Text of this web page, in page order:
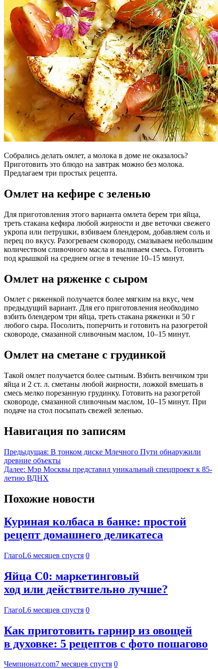
Собрались делать омлет, а молока в доме не оказалось?
Приготовить это блюдо на завтрак можно без молока.
Предлагаем три простых рецепта.
Омлет на кефире с зеленью
Для приготовления этого варианта омлета берем три яйца,
треть стакана кефира любой жирности и две веточки свежего
укропа или петрушки, взбиваем блендером, добавляем соль и
перец по вкусу. Разогреваем сковороду, смазываем небольшим
количеством сливочного масла и выливаем смесь. Готовить
под крышкой на среднем огне в течение 10–15 минут.
Омлет на ряженке с сыром
Омлет с ряженкой получается более мягким на вкус, чем
предыдущий вариант. Для его приготовления необходимо
взбить блендером три яйца, треть стакана ряженки и 50 г
любого сыра. Посолить, поперчить и готовить на разогретой
сковороде, смазанной сливочным маслом, 10–15 минут.
Омлет на сметане с грудинкой
Такой омлет получается более сытным. Взбить венчиком три
яйца и 2 ст. л. сметаны любой жирности, ложкой вмешать в
смесь мелко порезанную грудинку. Готовить на разогретой
сковороде, смазанной сливочным маслом, 10–15 минут. При
подаче на стол посыпать свежей зеленью.
Навигация по записям
Предыдущая: В тонком диске Млечного Пути обнаружили
древние объекты
Далее: Мэр Москвы представил уникальный спецпроект к 85-
летию ВДНХ
Похожие новости
Куриная колбаса в банке: простой
рецепт домашнего деликатеса
ГлагоL6 месяцев спустя 0
Яйца С0: маркетинговый
ход или действительно лучше?
ГлагоL6 месяцев спустя 0
Как приготовить гарнир из овощей
в духовке: 5 рецептов с фото пошагово
Чемпионат.com7 месяцев спустя 0